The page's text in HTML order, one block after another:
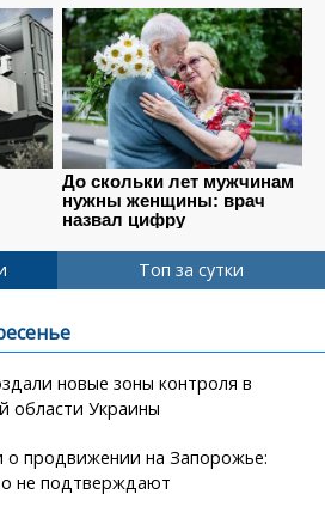
Топ за сутки
новые зоны контроля в
области Украины
о продвижении на Запорожье:
не подтверждают